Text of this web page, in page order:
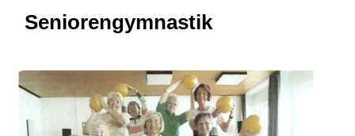
Seniorengymnastik